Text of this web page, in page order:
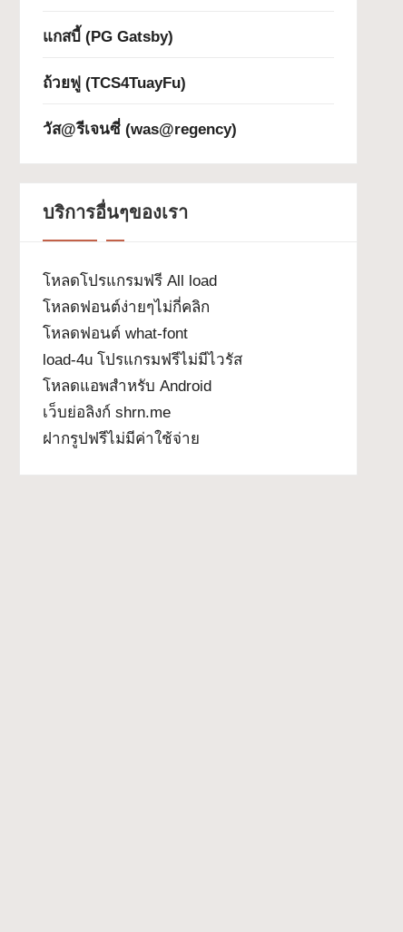
แกสบี้ (PG Gatsby)
ถ้วยฟู (TCS4TuayFu)
วัส@รีเจนซี่ (was@regency)
บริการอื่นๆของเรา
โหลดโปรแกรมฟรี All load
โหลดฟอนต์ง่ายๆไม่กี่คลิก
โหลดฟอนต์ what-font
load-4u โปรแกรมฟรีไม่มีไวรัส
โหลดแอพสำหรับ Android
เว็บย่อลิงก์ shrn.me
ฝากรูปฟรีไม่มีค่าใช้จ่าย